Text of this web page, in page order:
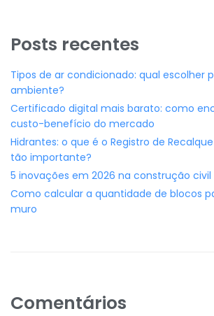
Posts recentes
Tipos de ar condicionado: qual escolher
ambiente?
Certificado digital mais barato: como
custo-benefício do mercado
Hidrantes: o que é o Registro de
tão importante?
5 inovações em 2026 na construção civil
Como calcular a quantidade de blocos
muro
Comentários